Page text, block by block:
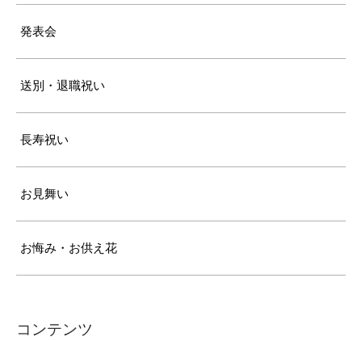
発表会
送別・退職祝い
長寿祝い
お見舞い
お悔み・お供え花
コンテンツ